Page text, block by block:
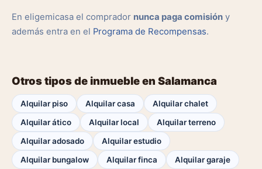
En eligemicasa el comprador nunca paga comisión y
además entra en el Programa de Recompensas.
Otros tipos de inmueble en Salamanca
Alquilar piso Alquilar casa
Alquilar chalet
Alquilar ático
Alquilar local
Alquilar terreno
Alquilar adosado
Alquilar estudio
Alquilar bungalow
Alquilar finca
Alquilar garaje